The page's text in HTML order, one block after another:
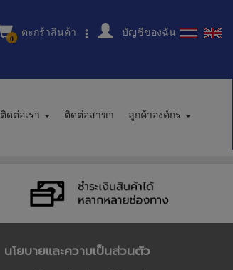
0 ตะกร้าสินค้า บัญชีของฉัน
ติดต่อเรา ติดต่อสาขา
ลูกค้าองค์กร
นโยบายและความเป็นส่วนตัว